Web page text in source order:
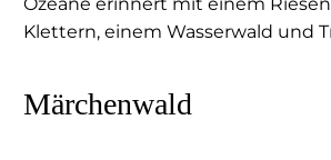
Klettern, einem Wasserwald und
Märchenwald